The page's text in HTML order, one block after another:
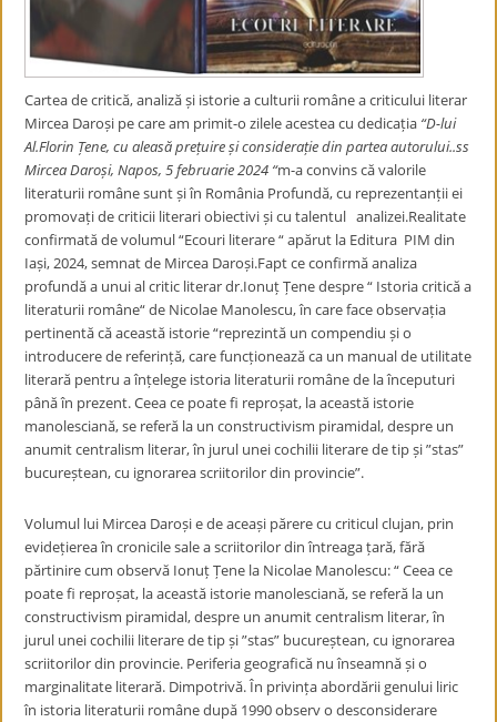
Cartea de critică, analiză și istorie a culturii române a criticului literar
Mircea Daroși pe care am primit-o zilele acestea cu dedicația “D-lui
Al.Florin Țene, cu aleasă prețuire și considerație din partea autorului..ss
Mircea Daroși, Napos, 5 februarie 2024 “m-a convins că valorile
literaturii române sunt și în România Profundă, cu reprezentanții ei
promovați de criticii literari obiectivi și cu talentul analizei.Realitate
confirmată de volumul “Ecouri literare “ apărut la Editura PIM din
Iași, 2024, semnat de Mircea Daroși.Fapt ce confirmă analiza
profundă a unui al critic literar dr.Ionuț Țene despre “ Istoria critică a
literaturii române“ de Nicolae Manolescu, în care face observația
pertinentă că această istorie “reprezintă un compendiu și o
introducere de referință, care funcționează ca un manual de utilitate
literară pentru a înțelege istoria literaturii române de la începuturi
până în prezent. Ceea ce poate fi reproșat, la această istorie
manolesciană, se referă la un constructivism piramidal, despre un
anumit centralism literar, în jurul unei cochilii literare de tip și ”stas”
bucureștean, cu ignorarea scriitorilor din provincie”.
Volumul lui Mircea Daroși e de aceași părere cu criticul clujan, prin
evidețierea în cronicile sale a scriitorilor din întreaga țară, fără
părtinire cum observă Ionuț Țene la Nicolae Manolescu: “ Ceea ce
poate fi reproșat, la această istorie manolesciană, se referă la un
constructivism piramidal, despre un anumit centralism literar, în
jurul unei cochilii literare de tip și ”stas” bucureștean, cu ignorarea
scriitorilor din provincie. Periferia geografică nu înseamnă și o
marginalitate literară. Dimpotrivă. În privința abordării genului liric
în istoria literaturii române după 1990 observ o desconsiderare